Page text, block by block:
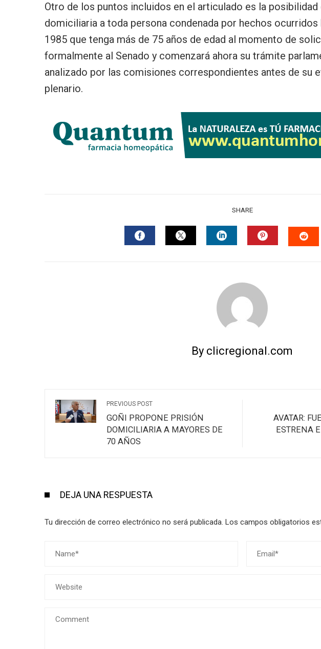
Otro de los puntos incluidos en el articulado es la
domiciliaria a toda persona condenada por hechos ocurridos
1985 que tenga más de 75 años de edad al momento de
formalmente al Senado y comenzará ahora su trámite
analizado por las comisiones correspondientes antes de su
plenario.
SHARE
By clicregional.com
PREVIOUS POST
GOÑI PROPONE PRISIÓN
DOMICILIARIA A MAYORES DE
70 AÑOS
AVATAR:
ESTRENA
DEJA UNA RESPUESTA
Tu dirección de correo electrónico no será publicada. Los campos obligatorios